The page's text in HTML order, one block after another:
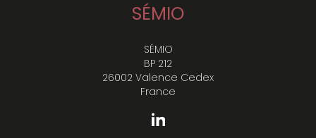
SÉMIO
SÉMIO
BP 212
26002 Valence Cedex
France